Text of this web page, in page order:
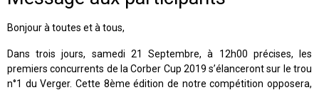
Bonjour à toutes et à tous,
Dans trois jours, samedi 21 Septembre, à 12h00 précises, les
premiers concurrents de la Corber Cup 2019 s’élanceront sur le trou
n°1 du Verger. Cette 8ème édition de notre compétition opposera,